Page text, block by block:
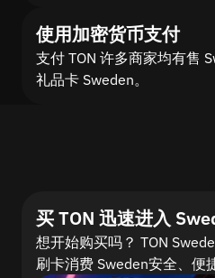
使用加密货币支付
支付 TON 许多商家均有售
礼品卡 Sweden。
买 TON 迅速进入
想开始购买吗？ TON
刷卡消费 Sweden安全、便